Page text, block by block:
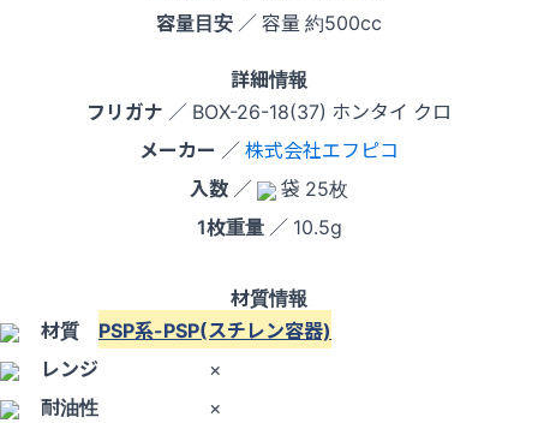
容量目安 ／ 容量 約500cc
詳細情報
フリガナ ／ BOX-26-18(37) ホンタイ クロ
メーカー ／株式会社エフピコ
入数 ／
袋 25枚
1枚重量／ 10.5g
材質情報
材質 PSP系-PSP(スチレン容器)
レンジ
×
耐油性
×